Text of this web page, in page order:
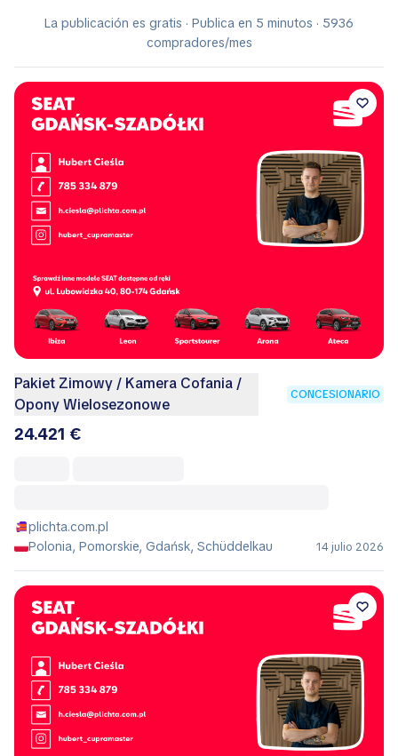
La publicación es gratis · Publica en 5 minutos · 5936
compradores/mes
Pakiet Zimowy / Kamera Cofania /
Opony Wielosezonowe
CONCESIONARIO
24.421 €
plichta.com.pl
Polonia, Pomorskie, Gdańsk, Schüddelkau
14 julio 2026